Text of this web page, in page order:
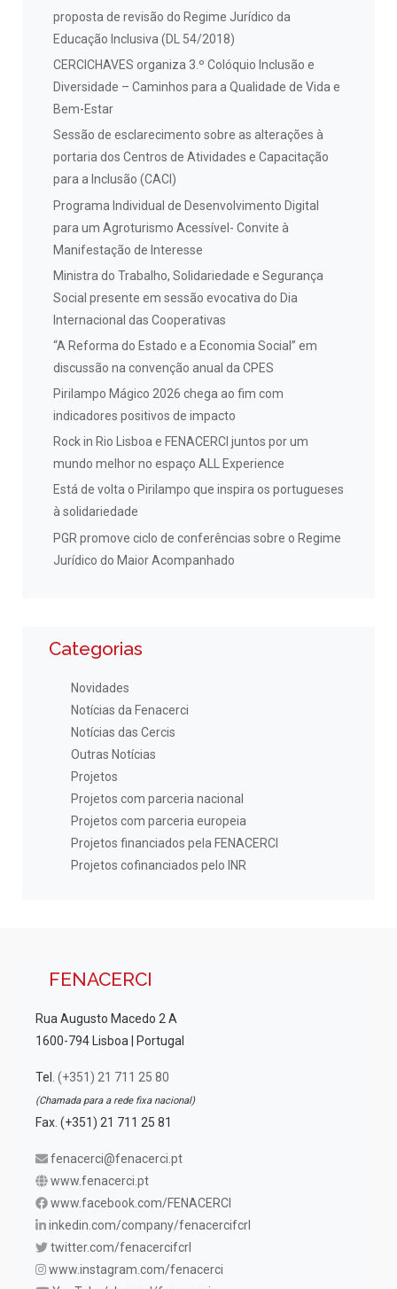
proposta de revisão do Regime Jurídico da
Educação Inclusiva (DL 54/2018)
CERCICHAVES organiza 3.º Colóquio Inclusão e
Diversidade – Caminhos para a Qualidade de Vida e
Bem-Estar
Sessão de esclarecimento sobre as alterações à
portaria dos Centros de Atividades e Capacitação
para a Inclusão (CACI)
Programa Individual de Desenvolvimento Digital
para um Agroturismo Acessível- Convite à
Manifestação de Interesse
Ministra do Trabalho, Solidariedade e Segurança
Social presente em sessão evocativa do Dia
Internacional das Cooperativas
“A Reforma do Estado e a Economia Social” em
discussão na convenção anual da CPES
Pirilampo Mágico 2026 chega ao fim com
indicadores positivos de impacto
Rock in Rio Lisboa e FENACERCI juntos por um
mundo melhor no espaço ALL Experience
Está de volta o Pirilampo que inspira os portugueses
à solidariedade
PGR promove ciclo de conferências sobre o Regime
Jurídico do Maior Acompanhado
Categorias
Novidades
Notícias da Fenacerci
Notícias das Cercis
Outras Notícias
Projetos
Projetos com parceria nacional
Projetos com parceria europeia
Projetos financiados pela FENACERCI
Projetos cofinanciados pelo INR
FENACERCI
Rua Augusto Macedo 2 A
1600-794 Lisboa | Portugal
Tel. (+351) 21 711 25 80
(Chamada para a rede fixa nacional)
Fax. (+351) 21 711 25 81
fenacerci@fenacerci.pt
www.fenacerci.pt
www.facebook.com/FENACERCI
inkedin.com/company/fenacercifcrl
twitter.com/fenacercifcrl
www.instagram.com/fenacerci